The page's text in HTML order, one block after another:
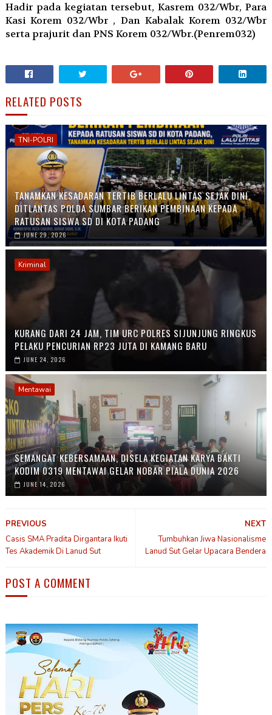
Hadir pada kegiatan tersebut, Kasrem 032/Wbr, Para
Kasi Korem 032/Wbr , Dan Kabalak Korem 032/Wbr
serta prajurit dan PNS Korem 032/Wbr.(Penrem032)
RELATED POSTS
TNI-POLRI
TANAMKAN KESADARAN TERTIB BERLALU LINTAS SEJAK DINI,
DITLANTAS POLDA SUMBAR BERIKAN PEMBINAAN KEPADA
RATUSAN SISWA SD DI KOTA PADANG
JUNE 29, 2026
Kriminal
KURANG DARI 24 JAM, TIM URC POLRES SIJUNJUNG RINGKUS
PELAKU PENCURIAN RP23 JUTA DI KAMANG BARU
JUNE 24, 2026
Mentawai
SEMANGAT KEBERSAMAAN, DISELA KEGIATAN KARYA BAKTI
KODIM 0319 MENTAWAI GELAR NOBAR PIALA DUNIA 2026
JUNE 14, 2026
NEXT
Tumbuhkan Jiwa Nasionalisme
Lanud Sut Gelar Upacara Bendera
PREVIOUS
Casis SMA Pradita Dirgantara Ikuti
Tes Akademik Di Lanud Sut
POST A COMMENT